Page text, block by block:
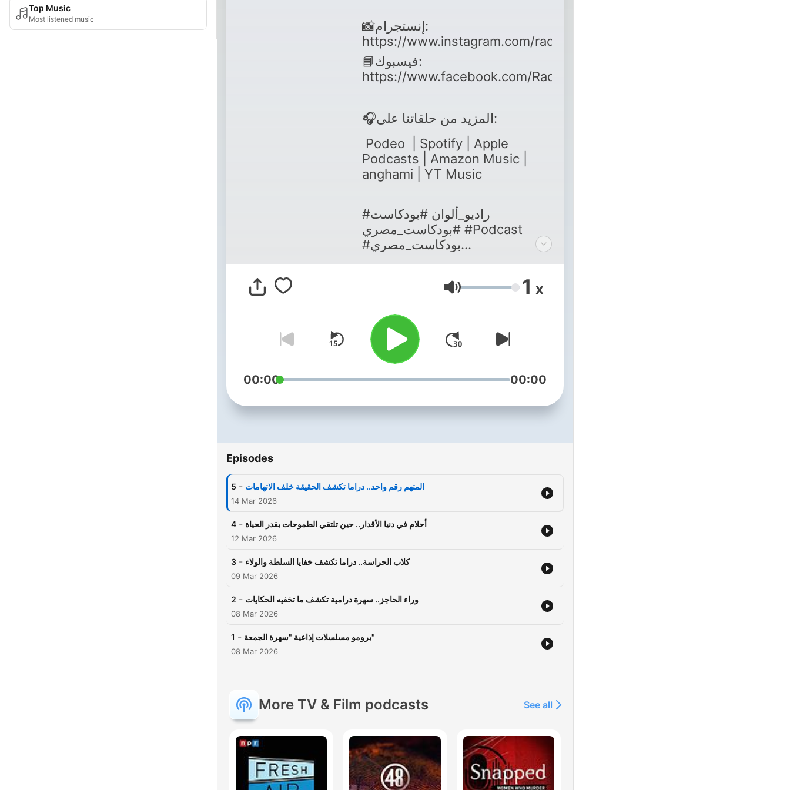
Top Music
Most listened music
📸إنستجرام:
https://www.instagram.com/radioalwanfm/
📘فيسبوك:
https://www.facebook.com/RadioAlwanFMOfficial
🎧المزيد من حلقاتنا على:
Podeo | Spotify | Apple
Podcasts | Amazon Music |
anghami | YT Music
#راديو_ألوان #بودكاست
#بودكاست_مصري #Podcast
#بودكاست_مصري
#YouTubeMusic #راديو
#رمضان #سهرة_الجمعة
Volume 1 x
00:00 00:00
Episodes
5 - المتهم رقم واحد.. دراما تكشف الحقيقة خلف الاتهامات
14 Mar 2026
4 - أحلام في دنيا الأقدار.. حين تلتقي الطموحات بقدر الحياة
12 Mar 2026
3 - كلاب الحراسة.. دراما تكشف خفايا السلطة والولاء
09 Mar 2026
2 - وراء الحاجز.. سهرة درامية تكشف ما تخفيه الحكايات
08 Mar 2026
1 - برومو مسلسلات إذاعية "سهرة الجمعة"
08 Mar 2026
More TV & Film podcasts See all